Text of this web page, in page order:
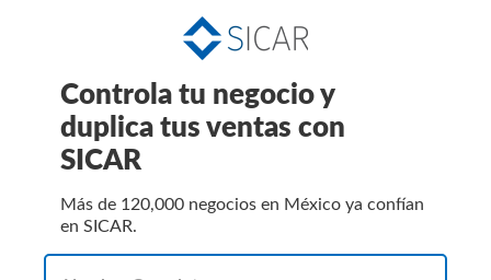
Controla tu negocio y
duplica tus ventas con
SICAR
Más de 120,000 negocios en México ya confían
en SICAR.